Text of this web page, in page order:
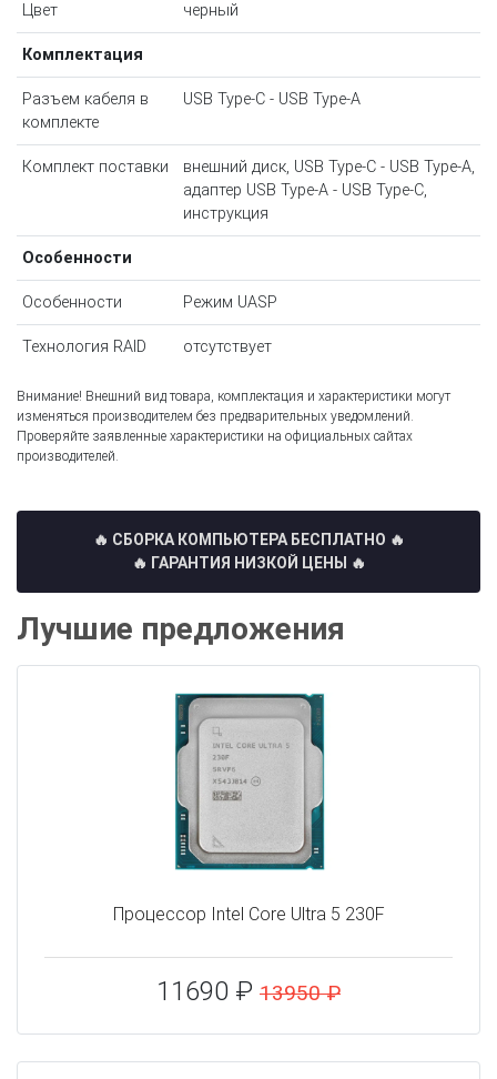
Цвет черный
Комплектация
Разъем кабеля в
комплекте
USB Type-C - USB Type-A
Комплект поставки
внешний диск, USB Type-C - USB Type-A,
адаптер USB Type-A - USB Type-C,
инструкция
Особенности
Особенности Режим UASP
Технология RAID отсутствует
Внимание! Внешний вид товара, комплектация и характеристики могут
изменяться производителем без предварительных уведомлений.
Проверяйте заявленные характеристики на официальных сайтах
производителей.
🔥 СБОРКА КОМПЬЮТЕРА БЕСПЛАТНО 🔥
🔥 ГАРАНТИЯ НИЗКОЙ ЦЕНЫ 🔥
Лучшие предложения
Процессор Intel Core Ultra 5 230F
11690 ₽ 13950 ₽